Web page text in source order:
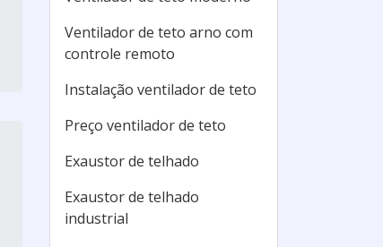
Ventilador de teto arno com
controle remoto
Instalação ventilador de teto
Preço ventilador de teto
Exaustor de telhado
Exaustor de telhado
industrial